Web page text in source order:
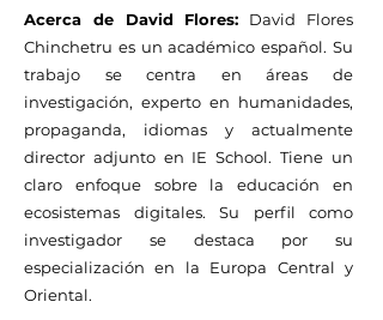
Acerca de David Flores: David Flores
Chinchetru es un académico español. Su
trabajo se centra en áreas de
investigación, experto en humanidades,
propaganda, idiomas y actualmente
director adjunto en IE School. Tiene un
claro enfoque sobre la educación en
ecosistemas digitales. Su perfil como
investigador se destaca por su
especialización en la Europa Central y
Oriental.